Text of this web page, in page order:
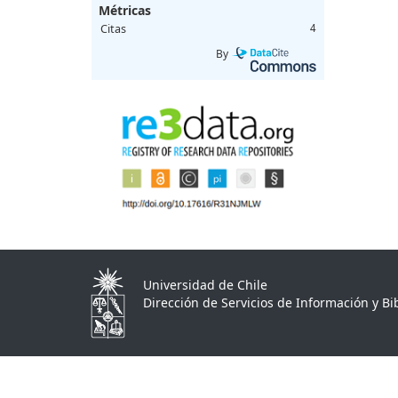
Métricas
Citas 4
By
Universidad de Chile
Dirección de Servicios de Información y